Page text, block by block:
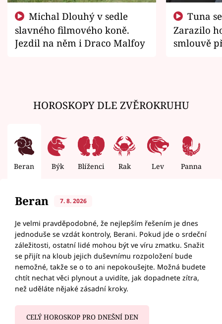
slavného filmového koně.
Jezdil na něm i Draco Malfoy
Zarazilo
smlouvě
HOROSKOPY DLE ZVĚROKRUHU
Beran Býk Blíženci Rak Lev Panna
Beran 7. 8. 2026
Je velmi pravděpodobné, že nejlepším řešením je dnes
jednoduše se vzdát kontroly, Berani. Pokud jde o srdeční
záležitosti, ostatní lidé mohou být ve víru zmatku. Snažit
se přijít na kloub jejich duševnímu rozpoložení bude
nemožné, takže se o to ani nepokoušejte. Možná budete
chtít nechat věci plynout a uvidíte, jak dopadnete zítra,
než uděláte nějaké zásadní kroky.
CELÝ HOROSKOP PRO DNEŠNÍ DEN